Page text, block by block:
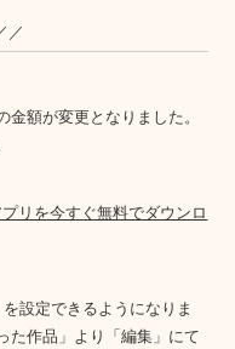
／
額が変更となりました。
リを今すぐ無料でダウンロ
設定できるようになりま
た作品」より「編集」にて